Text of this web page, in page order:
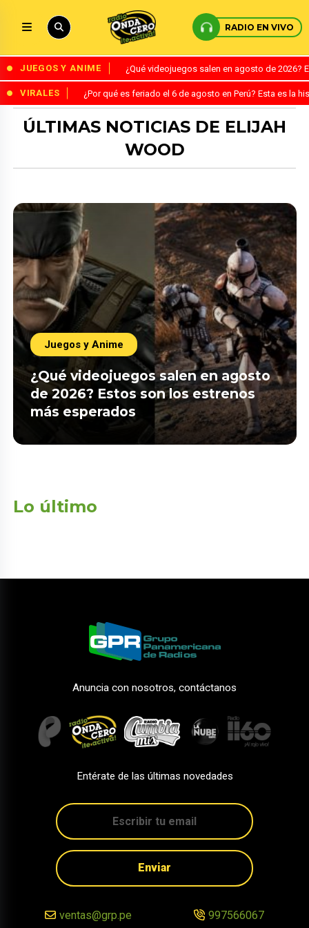
RADIO EN VIVO
JUEGOS Y ANIME ¿Qué videojuegos salen en agosto de
VIRALES ¿Por qué es feriado el 6 de agosto en Perú? Esta es la
ÚLTIMAS NOTICIAS DE ELIJAH
WOOD
Juegos y Anime
¿Qué videojuegos salen en agosto
de 2026? Estos son los estrenos
más esperados
Lo último
Anuncia con nosotros, contáctanos
Entérate de las últimas novedades
Enviar
ventas@grp.pe 997566067